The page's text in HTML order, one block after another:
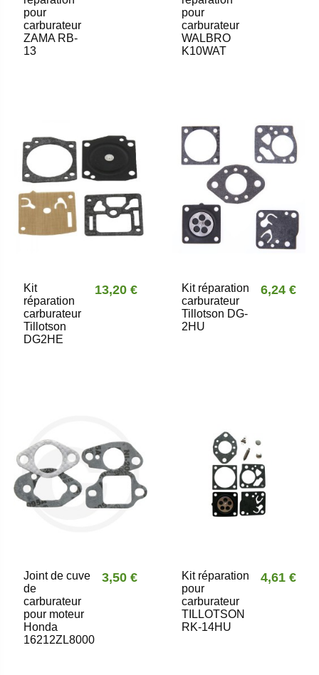
pour
carburateur
ZAMA RB-
13
pour
carburateur
WALBRO
K10WAT
Kit
réparation
carburateur
Tillotson
DG2HE
13,20 €
Kit réparation
carburateur
Tillotson DG-
2HU
6,24 €
Joint de cuve
de
carburateur
pour moteur
Honda
16212ZL8000
3,50 €
Kit réparation
pour
carburateur
TILLOTSON
RK-14HU
4,61 €